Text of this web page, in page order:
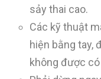
sảy thai cao.
Các kỹ thuật
hiện bằng tay,
không được